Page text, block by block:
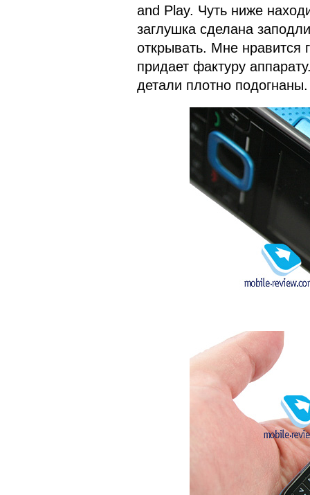
and Play. Чуть ниже
заглушка сделана
открывать. Мне нравится
придает фактуру
детали плотно